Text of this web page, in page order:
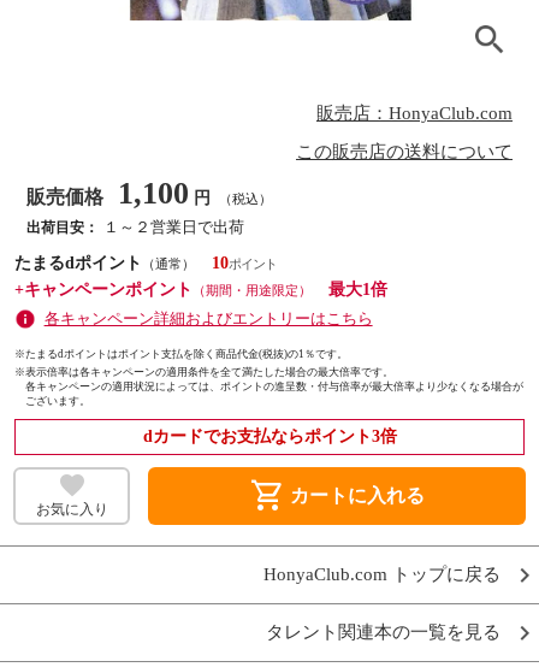
販売店：HonyaClub.com
この販売店の送料について
販売価格 1,100 円 （税込）
出荷目安：
１～２営業日で出荷
たまるdポイント
（通常）
10
+キャンペーンポイント
（期間・用途限定）
最大1倍
各キャンペーン詳細およびエントリーはこちら
※たまるdポイントはポイント支払を除く商品代金(税抜)の1％です。
※表示倍率は各キャンペーンの適用条件を全て満たした場合の最大倍率です。
各キャンペーンの適用状況によっては、ポイントの進呈数・付与倍率が最大倍率より少なくなる場合が
ございます。
dカードでお支払ならポイント3倍
お気に入り shopping_cart カートに入れる
HonyaClub.com トップに戻る
タレント関連本の一覧を見る